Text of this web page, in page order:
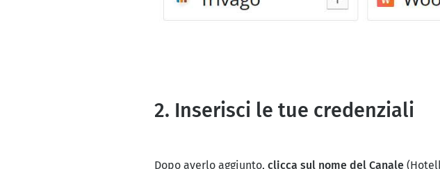
2. Inserisci le tue credenziali
Dopo averlo aggiunto, clicca sul nome del Canale